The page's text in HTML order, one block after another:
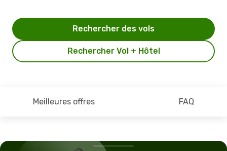
Rechercher Vol + Hôtel
Rechercher des vols
Meilleures offres FAQ